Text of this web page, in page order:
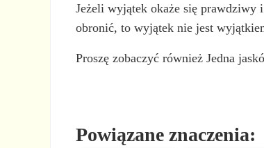
Jeżeli wyjątek okaże się prawdziwy
obronić, to wyjątek nie jest
Proszę zobaczyć również Jedna
Powiązane znaczenia: